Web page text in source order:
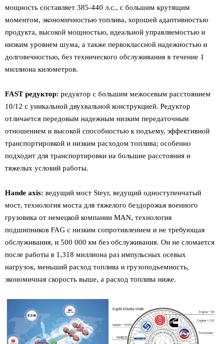
мощность составляет 385-440 л.с., с большим крутящим
моментом, экономичностью топлива, хорошей адаптивностью
продукта, высокой мощностью, идеальной управляемостью и
низким уровнем шума, а также первоклассной надежностью и
долговечностью, без технического обслуживания в течение 1
миллиона километров.
FAST редуктор: редуктор с большим межосевым расстоянием
10/12 с уникальной двухвальной конструкцией. Редуктор
отличается передовым надежным низким передаточным
отношением и высокой способностью к подъему, эффективной
транспортировкой и низким расходом топлива; особенно
подходит для транспортировки на большие расстояния и
тяжелых условий работы.
Hande axis: ведущий мост Steyr, ведущий одноступенчатый
мост, технология моста для тяжелого бездорожья военного
грузовика от немецкой компании MAN, технология
подшипников FAG с низким сопротивлением и не требующая
обслуживания, и 500 000 км без обслуживания. Он не сломается
после работы в 1,318 миллиона раз импульсных осевых
нагрузок, меньший расход топлива и грузоподъемность,
экономичная скорость выше, а расход топлива ниже.